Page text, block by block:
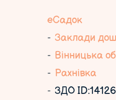
еСадок
Заклади
Вінницька
Рахнівка
ЗДО ID:14126